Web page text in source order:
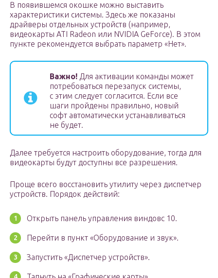
В появившемся окошке можно выставить
характеристики системы. Здесь же показаны
драйверы отдельных устройств (например,
видеокарты ATI Radeon или NVIDIA GeForce). В этом
пункте рекомендуется выбрать параметр «Нет».
Важно! Для активации команды может
потребоваться перезапуск системы,
с этим следует согласится. Если все
шаги пройдены правильно, новый
софт автоматически устанавливаться
не будет.
Далее требуется настроить оборудование, тогда для
видеокарты будут доступны все разрешения.
Проще всего восстановить утилиту через диспетчер
устройств. Порядок действий:
Открыть панель управления виндовс 10.
Перейти в пункт «Оборудование и звук».
Запустить «Диспетчер устройств».